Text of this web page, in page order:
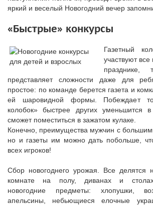
яркий и веселый Новогодний вечер
«Быстрые» конкурсы
Газетный
участвуют
представляет сложности даже для
простое: по команде берется газета и
ей шаровидной формы. Побеждает
колобок» быстрее других уменьшится
сможет поместиться в зажатом кулаке.
Конечно, преимущества мужчин с
но и газеты им можно дать побольше,
всех игроков!
Сбор новогоднего урожая. Все
комнате на полу, диванах и столах
новогодние предметы: хлопушки,
апельсины, небьющиеся елочные